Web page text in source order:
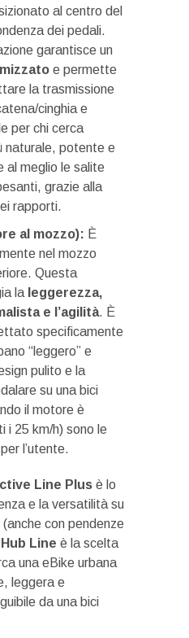
al centro del
dei pedali.
garantisce un
e permette
la trasmissione
cinghia e
per chi cerca
naturale, potente e
al meglio le salite
grazie alla
rapporti.
al mozzo): È
nel mozzo
Questa
la leggerezza,
e l’agilità. È
specificamente
“leggero” e
pulito e la
su una bici
il motore è
i 25 km/h) sono le
l’utente.
Line Plus è lo
e la versatilità su
con pendenze
Hub Line è la scelta
una eBike urbana
leggera e
da una bici